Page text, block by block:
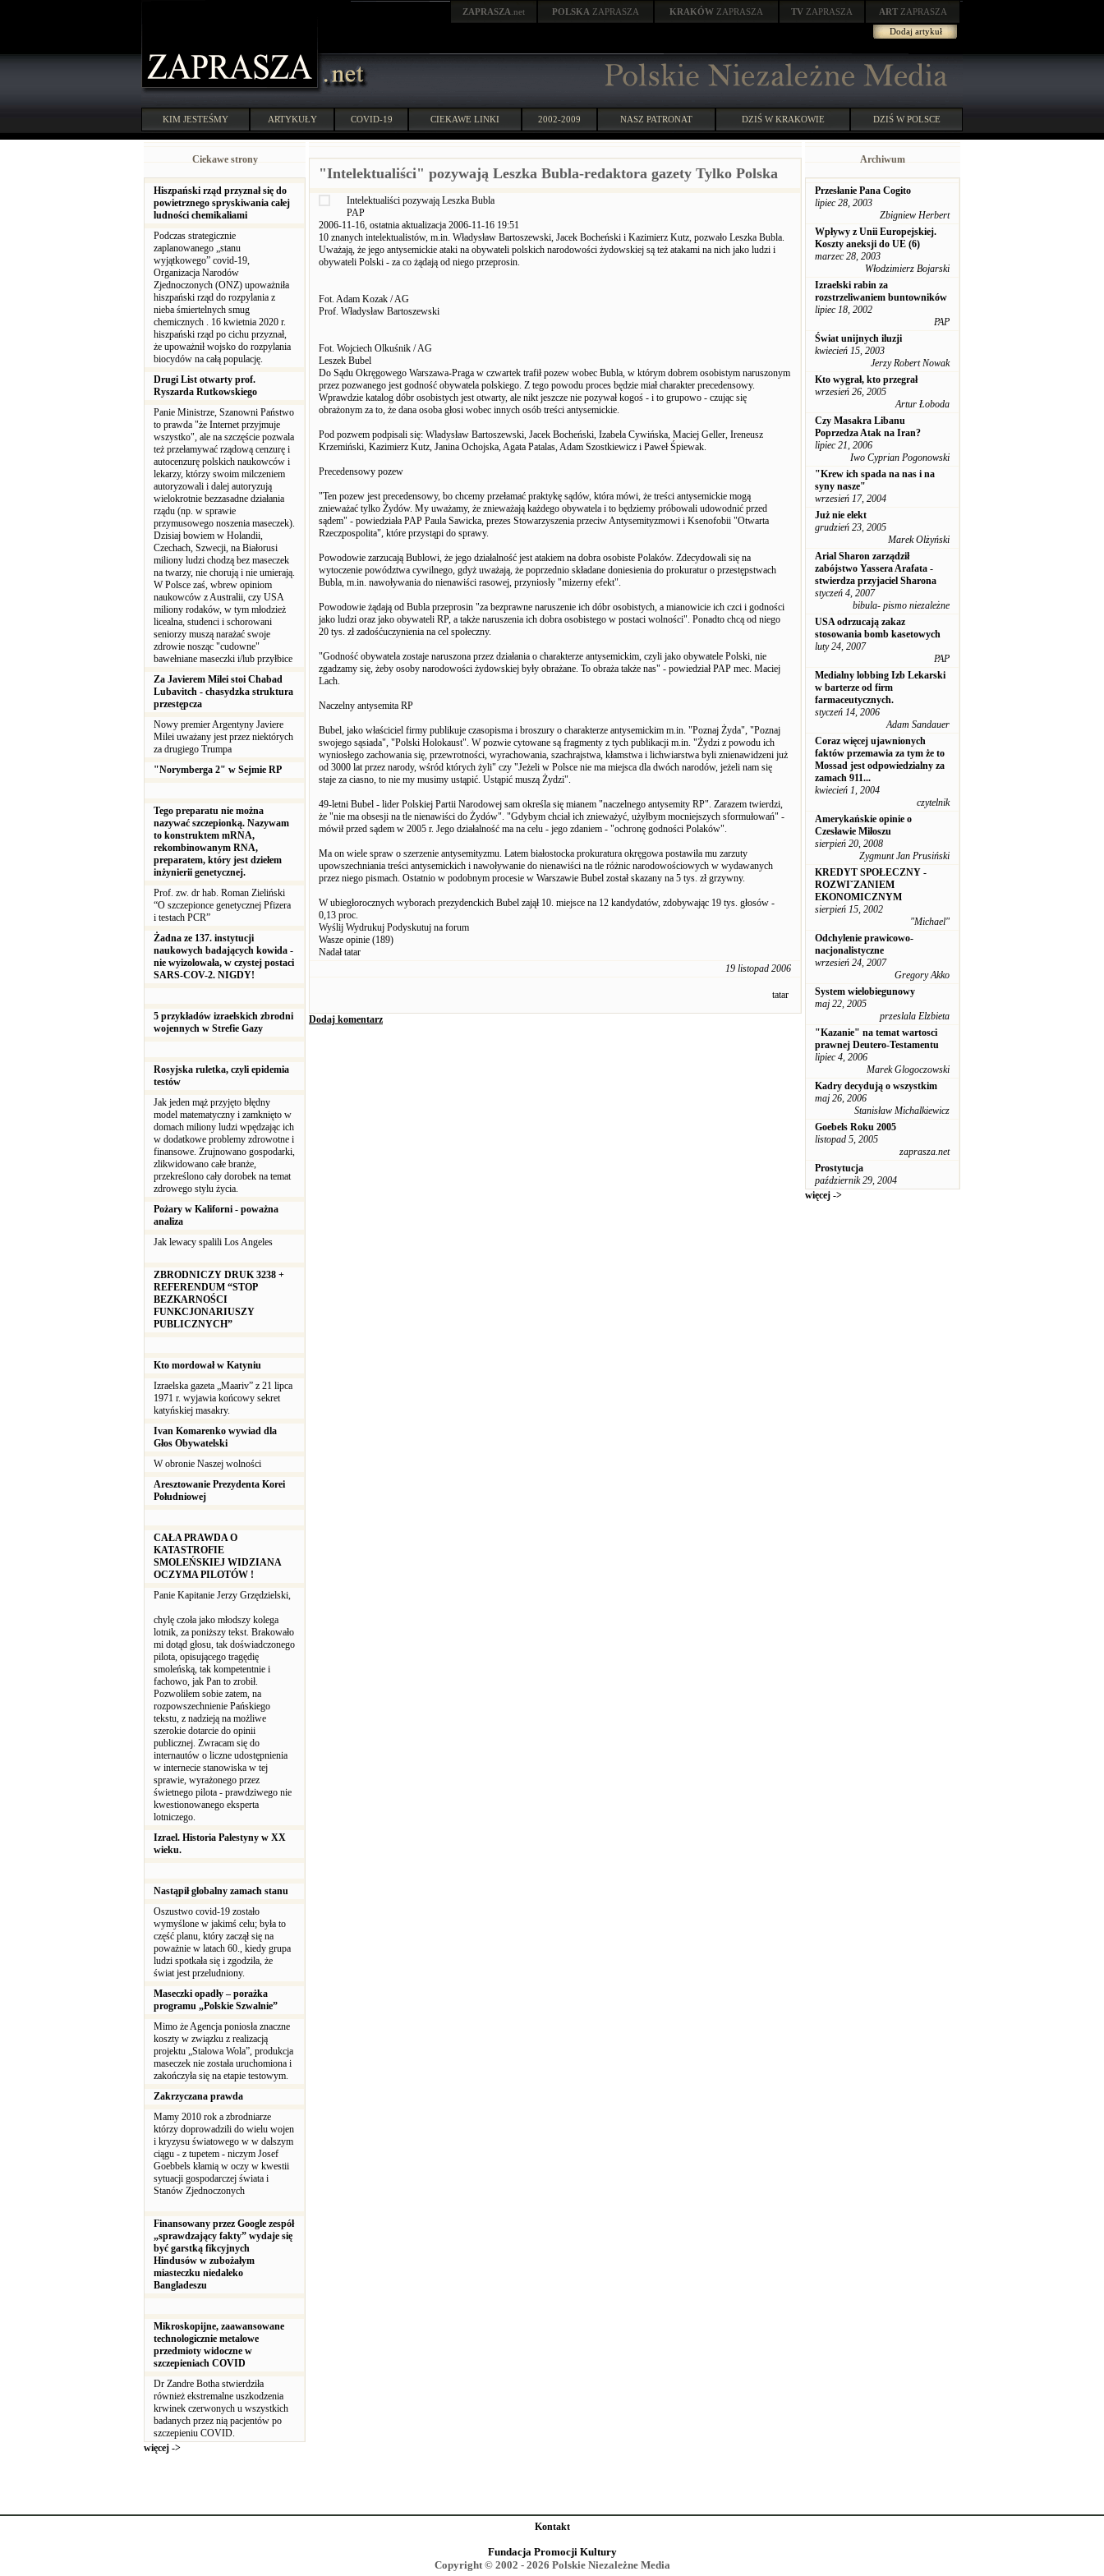
ZAPRASZA .net POLSKA ZAPRASZA KRAKÓW ZAPRASZA TV ZAPRASZA ART ZAPRASZA
Dodaj artykuł
KIM JESTEŚMY ARTYKUŁY COVID-19 CIEKAWE LINKI 2002-2009 NASZ PATRONAT DZIŚ W KRAKOWIE DZIŚ W POLSCE
Ciekawe strony
Hiszpański rząd przyznał się do
powietrznego spryskiwania całej
ludności chemikaliami
Podczas strategicznie
zaplanowanego „stanu
wyjątkowego” covid-19,
Organizacja Narodów
Zjednoczonych (ONZ) upoważniła
hiszpański rząd do rozpylania z
nieba śmiertelnych smug
chemicznych . 16 kwietnia 2020 r.
hiszpański rząd po cichu przyznał,
że upoważnił wojsko do rozpylania
biocydów na całą populację.
Drugi List otwarty prof.
Ryszarda Rutkowskiego
Panie Ministrze, Szanowni Państwo
to prawda "że Internet przyjmuje
wszystko", ale na szczęście pozwala
też przełamywać rządową cenzurę i
autocenzurę polskich naukowców i
lekarzy, którzy swoim milczeniem
autoryzowali i dalej autoryzują
wielokrotnie bezzasadne działania
rządu (np. w sprawie
przymusowego noszenia maseczek).
Dzisiaj bowiem w Holandii,
Czechach, Szwecji, na Białorusi
miliony ludzi chodzą bez maseczek
na twarzy, nie chorują i nie umierają.
W Polsce zaś, wbrew opiniom
naukowców z Australii, czy USA
miliony rodaków, w tym młodzież
licealna, studenci i schorowani
seniorzy muszą narażać swoje
zdrowie nosząc "cudowne"
bawełniane maseczki i/lub przyłbice
Za Javierem Milei stoi Chabad
Lubavitch - chasydzka struktura
przestępcza
Nowy premier Argentyny Javiere
Milei uważany jest przez niektórych
za drugiego Trumpa
"Norymberga 2" w Sejmie RP
Tego preparatu nie można
nazywać szczepionką. Nazywam
to konstruktem mRNA,
rekombinowanym RNA,
preparatem, który jest dziełem
inżynierii genetycznej.
Prof. zw. dr hab. Roman Zieliński
“O szczepionce genetycznej Pfizera
i testach PCR”
Żadna ze 137. instytucji
naukowych badających kowida -
nie wyizolowała, w czystej postaci
SARS-COV-2. NIGDY!
5 przykładów izraelskich zbrodni
wojennych w Strefie Gazy
Rosyjska ruletka, czyli epidemia
testów
Jak jeden mąż przyjęto błędny
model matematyczny i zamknięto w
domach miliony ludzi wpędzając ich
w dodatkowe problemy zdrowotne i
finansowe. Zrujnowano gospodarki,
zlikwidowano całe branże,
przekreślono cały dorobek na temat
zdrowego stylu życia.
Pożary w Kaliforni - poważna
analiza
Jak lewacy spalili Los Angeles
ZBRODNICZY DRUK 3238 +
REFERENDUM “STOP
BEZKARNOŚCI
FUNKCJONARIUSZY
PUBLICZNYCH”
Kto mordował w Katyniu
Izraelska gazeta „Maariv” z 21 lipca
1971 r. wyjawia końcowy sekret
katyńskiej masakry.
Ivan Komarenko wywiad dla
Głos Obywatelski
W obronie Naszej wolności
Aresztowanie Prezydenta Korei
Południowej
CAŁA PRAWDA O
KATASTROFIE
SMOLEŃSKIEJ WIDZIANA
OCZYMA PILOTÓW !
Panie Kapitanie Jerzy Grzędzielski,
chylę czoła jako młodszy kolega
lotnik, za poniższy tekst. Brakowało
mi dotąd głosu, tak doświadczonego
pilota, opisującego tragędię
smoleńską, tak kompetentnie i
fachowo, jak Pan to zrobił.
Pozwoliłem sobie zatem, na
rozpowszechnienie Pańskiego
tekstu, z nadzieją na możliwe
szerokie dotarcie do opinii
publicznej. Zwracam się do
internautów o liczne udostępnienia
w internecie stanowiska w tej
sprawie, wyrażonego przez
świetnego pilota - prawdziwego nie
kwestionowanego eksperta
lotniczego.
Izrael. Historia Palestyny w XX
wieku.
Nastąpił globalny zamach stanu
Oszustwo covid-19 zostało
wymyślone w jakimś celu; była to
część planu, który zaczął się na
poważnie w latach 60., kiedy grupa
ludzi spotkała się i zgodziła, że
świat jest przeludniony.
Maseczki opadły – porażka
programu „Polskie Szwalnie”
Mimo że Agencja poniosła znaczne
koszty w związku z realizacją
projektu „Stalowa Wola”, produkcja
maseczek nie została uruchomiona i
zakończyła się na etapie testowym.
Zakrzyczana prawda
Mamy 2010 rok a zbrodniarze
którzy doprowadzili do wielu wojen
i kryzysu światowego w w dalszym
ciągu - z tupetem - niczym Josef
Goebbels kłamią w oczy w kwestii
sytuacji gospodarczej świata i
Stanów Zjednoczonych
Finansowany przez Google zespół
„sprawdzający fakty” wydaje się
być garstką fikcyjnych
Hindusów w zubożałym
miasteczku niedaleko
Bangladeszu
Mikroskopijne, zaawansowane
technologicznie metalowe
przedmioty widoczne w
szczepieniach COVID
Dr Zandre Botha stwierdziła
również ekstremalne uszkodzenia
krwinek czerwonych u wszystkich
badanych przez nią pacjentów po
szczepieniu COVID.
więcej ->
"Intelektualiści" pozywają Leszka Bubla-redaktora gazety Tylko Polska
Intelektualiści pozywają Leszka Bubla
PAP
2006-11-16, ostatnia aktualizacja 2006-11-16 19:51
10 znanych intelektualistów, m.in. Władysław Bartoszewski, Jacek Bocheński i Kazimierz Kutz, pozwało Leszka Bubla.
Uważają, że jego antysemickie ataki na obywateli polskich narodowości żydowskiej są też atakami na nich jako ludzi i
obywateli Polski - za co żądają od niego przeprosin.
Fot. Adam Kozak / AG
Prof. Władysław Bartoszewski
Fot. Wojciech Olkuśnik / AG
Leszek Bubel
Do Sądu Okręgowego Warszawa-Praga w czwartek trafił pozew wobec Bubla, w którym dobrem osobistym naruszonym
przez pozwanego jest godność obywatela polskiego. Z tego powodu proces będzie miał charakter precedensowy.
Wprawdzie katalog dóbr osobistych jest otwarty, ale nikt jeszcze nie pozywał kogoś - i to grupowo - czując się
obrażonym za to, że dana osoba głosi wobec innych osób treści antysemickie.
Pod pozwem podpisali się: Władysław Bartoszewski, Jacek Bocheński, Izabela Cywińska, Maciej Geller, Ireneusz
Krzemiński, Kazimierz Kutz, Janina Ochojska, Agata Patalas, Adam Szostkiewicz i Paweł Śpiewak.
Precedensowy pozew
"Ten pozew jest precedensowy, bo chcemy przełamać praktykę sądów, która mówi, że treści antysemickie mogą
znieważać tylko Żydów. My uważamy, że znieważają każdego obywatela i to będziemy próbowali udowodnić przed
sądem" - powiedziała PAP Paula Sawicka, prezes Stowarzyszenia przeciw Antysemityzmowi i Ksenofobii "Otwarta
Rzeczpospolita", które przystąpi do sprawy.
Powodowie zarzucają Bublowi, że jego działalność jest atakiem na dobra osobiste Polaków. Zdecydowali się na
wytoczenie powództwa cywilnego, gdyż uważają, że poprzednio składane doniesienia do prokuratur o przestępstwach
Bubla, m.in. nawoływania do nienawiści rasowej, przyniosły "mizerny efekt".
Powodowie żądają od Bubla przeprosin "za bezprawne naruszenie ich dóbr osobistych, a mianowicie ich czci i godności
jako ludzi oraz jako obywateli RP, a także naruszenia ich dobra osobistego w postaci wolności". Ponadto chcą od niego
20 tys. zł zadośćuczynienia na cel społeczny.
"Godność obywatela zostaje naruszona przez działania o charakterze antysemickim, czyli jako obywatele Polski, nie
zgadzamy się, żeby osoby narodowości żydowskiej były obrażane. To obraża także nas" - powiedział PAP mec. Maciej
Lach.
Naczelny antysemita RP
Bubel, jako właściciel firmy publikuje czasopisma i broszury o charakterze antysemickim m.in. "Poznaj Żyda", "Poznaj
swojego sąsiada", "Polski Holokaust". W pozwie cytowane są fragmenty z tych publikacji m.in. "Żydzi z powodu ich
wyniosłego zachowania się, przewrotności, wyrachowania, szachrajstwa, kłamstwa i lichwiarstwa byli znienawidzeni już
od 3000 lat przez narody, wśród których żyli" czy "Jeżeli w Polsce nie ma miejsca dla dwóch narodów, jeżeli nam się
staje za ciasno, to nie my musimy ustąpić. Ustąpić muszą Żydzi".
49-letni Bubel - lider Polskiej Partii Narodowej sam określa się mianem "naczelnego antysemity RP". Zarazem twierdzi,
że "nie ma obsesji na tle nienawiści do Żydów". "Gdybym chciał ich znieważyć, użyłbym mocniejszych sformułowań" -
mówił przed sądem w 2005 r. Jego działalność ma na celu - jego zdaniem - "ochronę godności Polaków".
Ma on wiele spraw o szerzenie antysemityzmu. Latem białostocka prokuratura okręgowa postawiła mu zarzuty
upowszechniania treści antysemickich i nawoływanie do nienawiści na tle różnic narodowościowych w wydawanych
przez niego pismach. Ostatnio w podobnym procesie w Warszawie Bubel został skazany na 5 tys. zł grzywny.
W ubiegłorocznych wyborach prezydenckich Bubel zajął 10. miejsce na 12 kandydatów, zdobywając 19 tys. głosów -
0,13 proc.
Wyślij Wydrukuj Podyskutuj na forum
Wasze opinie (189)
Nadał tatar
19 listopad 2006
tatar
Dodaj komentarz
Archiwum
Przesłanie Pana Cogito
lipiec 28, 2003
Zbigniew Herbert
Wpływy z Unii Europejskiej.
Koszty aneksji do UE (6)
marzec 28, 2003
Włodzimierz Bojarski
Izraelski rabin za
rozstrzeliwaniem buntowników
lipiec 18, 2002
PAP
Świat unijnych iluzji
kwiecień 15, 2003
Jerzy Robert Nowak
Kto wygrał, kto przegrał
wrzesień 26, 2005
Artur Łoboda
Czy Masakra Libanu
Poprzedza Atak na Iran?
lipiec 21, 2006
Iwo Cyprian Pogonowski
"Krew ich spada na nas i na
syny nasze"
wrzesień 17, 2004
Już nie elekt
grudzień 23, 2005
Marek Olżyński
Arial Sharon zarządził
zabójstwo Yassera Arafata -
stwierdza przyjaciel Sharona
styczeń 4, 2007
bibula- pismo niezależne
USA odrzucają zakaz
stosowania bomb kasetowych
luty 24, 2007
PAP
Medialny lobbing Izb Lekarski
w barterze od firm
farmaceutycznych.
styczeń 14, 2006
Adam Sandauer
Coraz więcej ujawnionych
faktów przemawia za tym że to
Mossad jest odpowiedzialny za
zamach 911...
kwiecień 1, 2004
czytelnik
Amerykańskie opinie o
Czesławie Miłoszu
sierpień 20, 2008
Zygmunt Jan Prusiński
KREDYT SPOŁECZNY -
ROZWIˇZANIEM
EKONOMICZNYM
sierpień 15, 2002
"Michael"
Odchylenie prawicowo-
nacjonalistyczne
wrzesień 24, 2007
Gregory Akko
System wielobiegunowy
maj 22, 2005
przeslala Elzbieta
"Kazanie" na temat wartosci
prawnej Deutero-Testamentu
lipiec 4, 2006
Marek Glogoczowski
Kadry decydują o wszystkim
maj 26, 2006
Stanisław Michalkiewicz
Goebels Roku 2005
listopad 5, 2005
zaprasza.net
Prostytucja
październik 29, 2004
więcej ->
Kontakt
Fundacja Promocji Kultury
Copyright © 2002 - 2026 Polskie Niezależne Media